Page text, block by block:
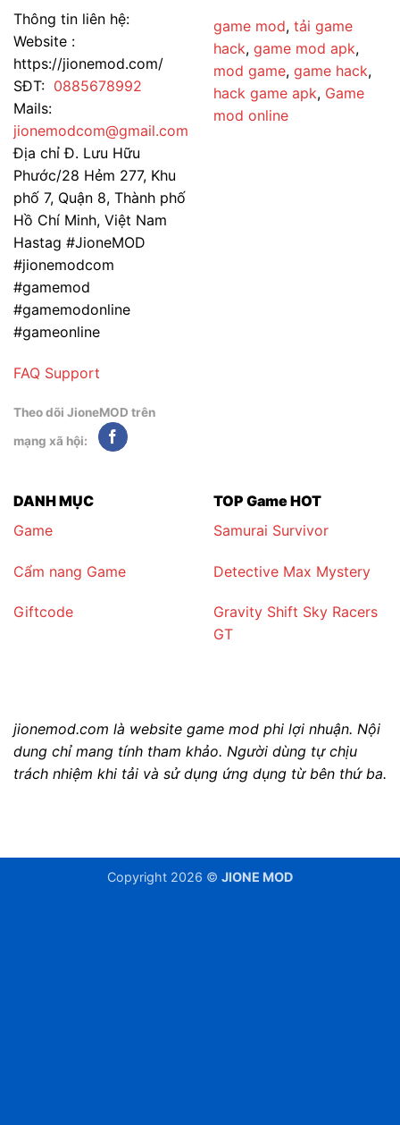
Thông tin liên hệ:
Website :
https://jionemod.com/
SĐT: 0885678992
Mails:
jionemodcom@gmail.com
Địa chỉ Đ. Lưu Hữu
Phước/28 Hẻm 277, Khu
phố 7, Quận 8, Thành phố
Hồ Chí Minh, Việt Nam
Hastag #JioneMOD
#jionemodcom
#gamemod
#gamemodonline
#gameonline
FAQ Support
Theo dõi JioneMOD trên
mạng xã hội:
game mod, tải game
hack, game mod apk,
mod game, game hack,
hack game apk, Game
mod online
DANH MỤC
Game
Cẩm nang Game
Giftcode
TOP Game HOT
Samurai Survivor
Detective Max Mystery
Gravity Shift Sky Racers
GT
jionemod.com là website game mod phi lợi nhuận. Nội
dung chỉ mang tính tham khảo. Người dùng tự chịu
trách nhiệm khi tải và sử dụng ứng dụng từ bên thứ ba.
Copyright 2026 © JIONE MOD